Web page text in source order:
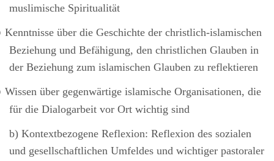
muslimische Spiritualität
Kenntnisse über die Geschichte der christlich-islamischen
Beziehung und Befähigung, den christlichen Glauben in
der Beziehung zum islamischen Glauben zu reflektieren
Wissen über gegenwärtige islamische Organisationen, die
für die Dialogarbeit vor Ort wichtig sind
b) Kontextbezogene Reflexion: Reflexion des sozialen
und gesellschaftlichen Umfeldes und wichtiger pastoraler